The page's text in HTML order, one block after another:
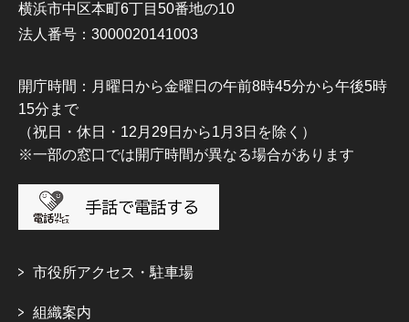
横浜市中区本町6丁目50番地の10
法人番号：3000020141003
開庁時間：月曜日から金曜日の午前8時45分から午後5時
15分まで
（祝日・休日・12月29日から1月3日を除く）
※一部の窓口では開庁時間が異なる場合があります
市役所アクセス・駐車場
組織案内